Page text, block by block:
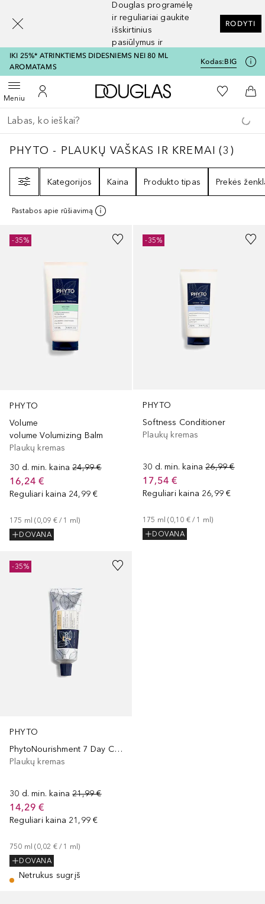
Douglas programėlę
ir reguliariai gaukite
išskirtinius
pasiūlymus ir
nuolaidas
RODYTI
IKI 25%* ATRINKTIEMS DIDESNIEMS NEI 80 ML
AROMATAMS
Kodas:BIG
MeniuAtidaryti meniuĮ mano paskyrą
Į Douglas pagrindinį
Į mano
Į
Grįžk atgal
Vykdykite paiešką
PHYTO - PLAUKŲ VAŠKAS IR KREMAI 3
PHYTO - PLAUKŲ VAŠKAS IR KREMAI (3 )
Kategorijos
Kaina Produkto tipas Prekės
Pastabos apie rūšiavimą
PHYTO
Volume
volume Volumizing Balm
Plaukų kremas
30 d. min. kaina 24,99 €
16,24 €
Reguliari kaina 24,99 €
175 ml (0,09 € / 1 ml)
DOVANA
-35%
PHYTO
Softness Conditioner
Plaukų kremas
30 d. min. kaina 26,99 €
17,54 €
Reguliari kaina 26,99 €
175 ml (0,10 € / 1 ml)
DOVANA
-35%
PHYTO
PhytoNourishment 7 Day Cream
Plaukų kremas
30 d. min. kaina 21,99 €
14,29 €
Reguliari kaina 21,99 €
750 ml (0,02 € / 1 ml)
DOVANA
Netrukus sugrįš
-35%
[navigation.slideout.screenreader]